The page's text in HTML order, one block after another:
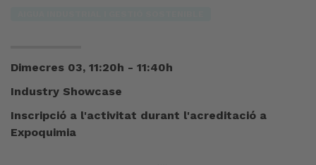
Dimecres 03, 11:20h - 11:40h
Industry Showcase
Inscripció a l'activitat durant l'acreditació a
Expoquimia